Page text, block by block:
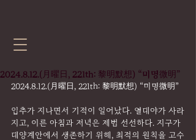
2024.8.12.(月曜日, 221th: 黎明默想) “미명微明”
2024.8.12.(月曜日, 221th: 黎明默想) “미명微明”
입추가 지나면서 기적이 일어났다. 열대야가 사라
지고, 이른 아침과 저녁은 제법 선선하다. 지구가
태양계안에서 생존하기 위해, 최적의 원칙을 고수